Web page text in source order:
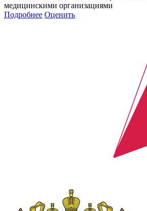
медицинскими организациями
Подробнее Оценить